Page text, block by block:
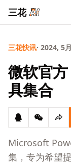
三花
三花快讯· 2024, 5
微软官
具集合
Microsoft
集，专为希望